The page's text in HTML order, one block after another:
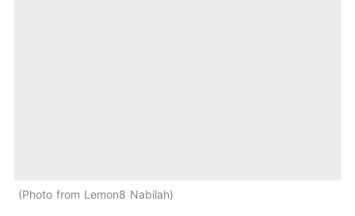
Photo from Lemon8 Nabilah